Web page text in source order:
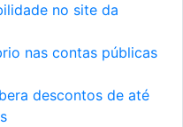
no site da
nas contas públicas
descontos de até